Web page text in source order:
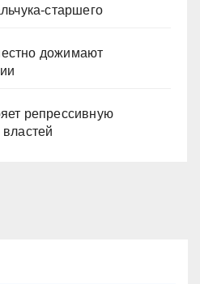
старшего
дожимают
репрессивную